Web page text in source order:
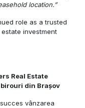
location.”
role as a trusted
investment
Real Estate
din Brașov
vânzarea